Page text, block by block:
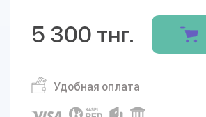
5 300 тнг.
Удобная оплата